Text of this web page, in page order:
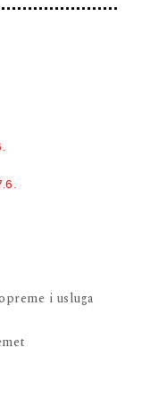
i usluga